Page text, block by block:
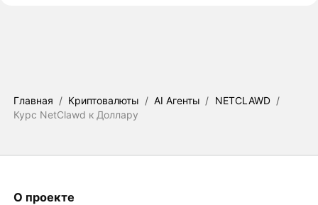
Главная / Криптовалюты / AI Агенты / NETCLAWD /
Курс NetClawd к Доллару
О проекте